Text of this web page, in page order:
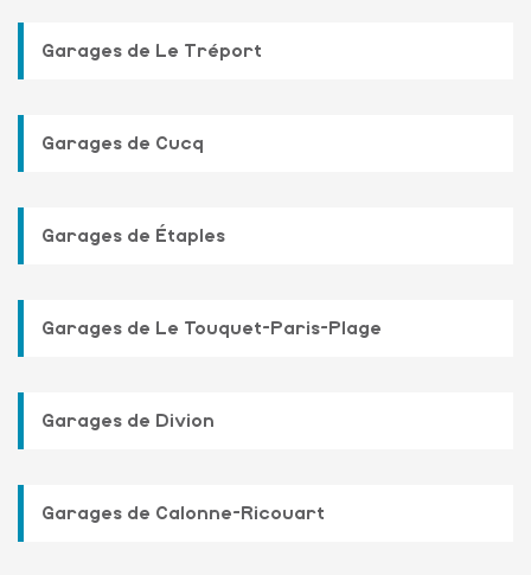
Garages de Le Tréport
Garages de Cucq
Garages de Étaples
Garages de Le Touquet-Paris-Plage
Garages de Divion
Garages de Calonne-Ricouart